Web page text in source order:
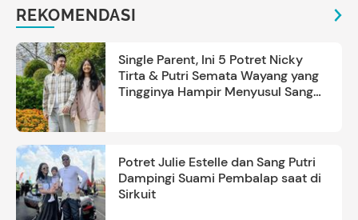
REKOMENDASI
Single Parent, Ini 5 Potret Nicky
Tirta & Putri Semata Wayang yang
Tingginya Hampir Menyusul Sang
Potret Julie Estelle dan Sang Putri
Dampingi Suami Pembalap saat di
Sirkuit